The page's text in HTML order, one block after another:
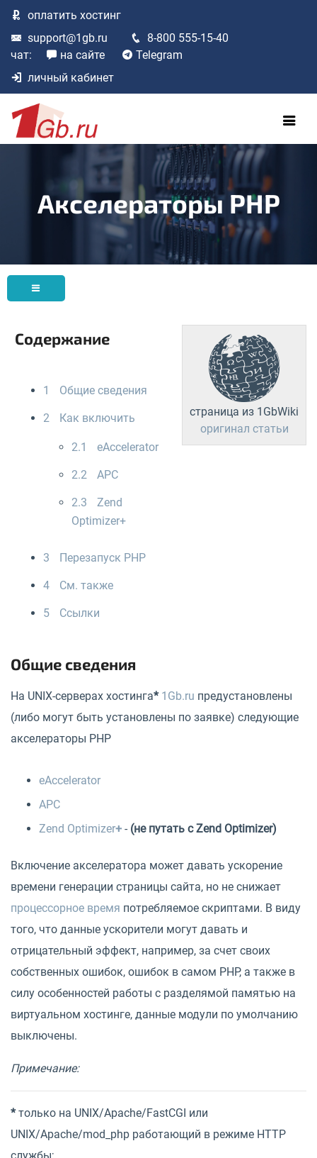
оплатить хостинг
support@1gb.ru
8-800 555-15-40
чат:
на сайте
Telegram
личный кабинет
Акселераторы PHP
страница из 1GbWiki
оригинал статьи
Содержание
1 Общие сведения
2 Как включить
2.1 eAccelerator
2.2 APC
2.3
Zend
Optimizer+
3 Перезапуск PHP
4 См. также
5 Ссылки
Общие сведения
На UNIX-серверах хостинга* 1Gb.ru предустановлены
(либо могут быть установлены по заявке) следующие
акселераторы PHP
eAccelerator
APC
Zend Optimizer+ - (не путать с Zend Optimizer)
Включение акселератора может давать ускорение
времени генерации страницы сайта, но не снижает
процессорное время потребляемое скриптами. В виду
того, что данные ускорители могут давать и
отрицательный эффект, например, за счет своих
собственных ошибок, ошибок в самом PHP, а также в
силу особенностей работы с разделямой памятью на
виртуальном хостинге, данные модули по умолчанию
выключены.
Примечание:
*только на UNIX/Apache/FastCGI или
UNIX/Apache/mod_php работающий в режиме HTTP